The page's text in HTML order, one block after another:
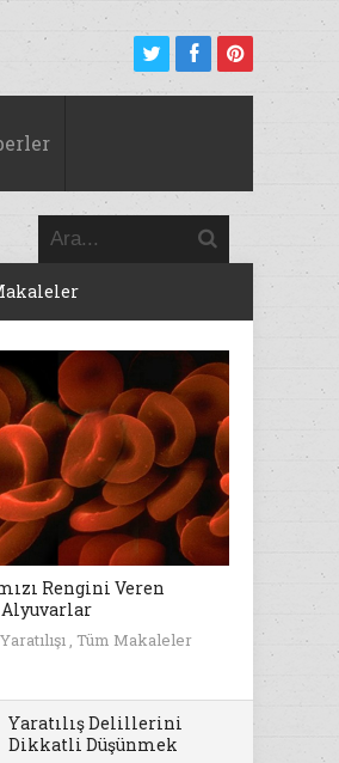
Rengini Veren
, Tüm Makaleler
Yaratılış Delillerini
Dikkatli Düşünmek